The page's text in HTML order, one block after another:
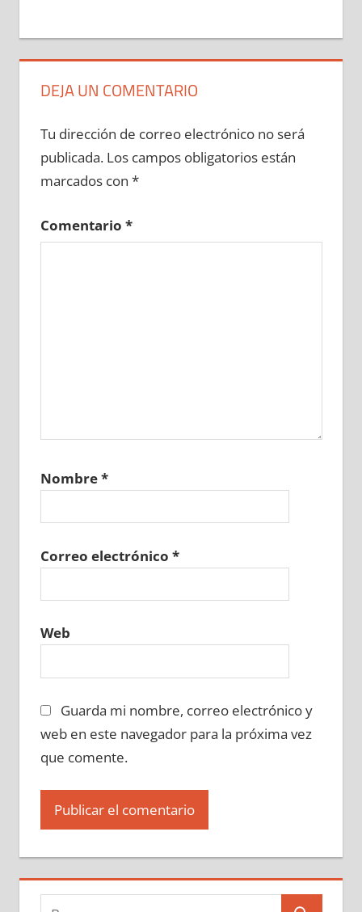
DEJA UN COMENTARIO
Tu dirección de correo electrónico no será
publicada. Los campos obligatorios están
marcados con *
Comentario *
Nombre*
Correo electrónico *
Web
Guarda mi nombre, correo electrónico y
web en este navegador para la próxima vez
que comente.